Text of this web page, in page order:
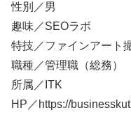
性別／男
趣味／SEOラボ
特技／ファインアート
職種／管理職（総務）
所属／ITK
HP／https://